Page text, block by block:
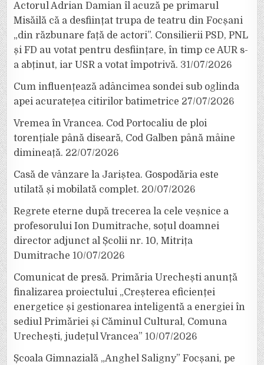
Actorul Adrian Damian îl acuză pe primarul
Misăilă că a desființat trupa de teatru din Focșani
„din răzbunare față de actori”. Consilierii PSD, PNL
și FD au votat pentru desființare, în timp ce AUR s-
a abținut, iar USR a votat împotrivă. 31/07/2026
Cum influențează adâncimea sondei sub oglinda
apei acuratețea citirilor batimetrice 27/07/2026
Vremea în Vrancea. Cod Portocaliu de ploi
torențiale până diseară, Cod Galben până mâine
dimineață. 22/07/2026
Casă de vânzare la Jariștea. Gospodăria este
utilată și mobilată complet. 20/07/2026
Regrete eterne după trecerea la cele veșnice a
profesorului Ion Dumitrache, soțul doamnei
director adjunct al Școlii nr. 10, Mitrița
Dumitrache 10/07/2026
Comunicat de presă. Primăria Urechești anunță
finalizarea proiectului „Creșterea eficienței
energetice și gestionarea inteligentă a energiei în
sediul Primăriei și Căminul Cultural, Comuna
Urechești, județul Vrancea” 10/07/2026
Școala Gimnazială „Anghel Saligny” Focșani, pe